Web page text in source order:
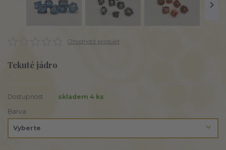
Ohodnotit produkt
Tekuté jádro
Dostupnost
skladem 4 ks
Barva